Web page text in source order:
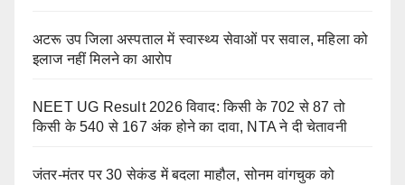
अटरू उप जिला अस्पताल में स्वास्थ्य सेवाओं पर सवाल, महिला को
इलाज नहीं मिलने का आरोप
NEET UG Result 2026 विवाद: किसी के 702 से 87 तो
किसी के 540 से 167 अंक होने का दावा, NTA ने दी चेतावनी
जंतर-मंतर पर 30 सेकंड में बदला माहौल, सोनम वांगचुक को